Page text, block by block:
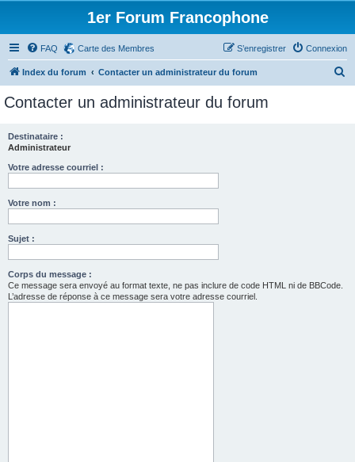
1er Forum Francophone
FAQ Carte des Membres Connexion
S’enregistrer
Index du forum Contacter un administrateur du forum
Contacter un administrateur du forum
Destinataire :
Administrateur
Votre adresse courriel :
Votre nom :
Sujet :
Corps du message :
Ce message sera envoyé au format texte, ne pas inclure de code HTML ni de BBCode.
L’adresse de réponse à ce message sera votre adresse courriel.